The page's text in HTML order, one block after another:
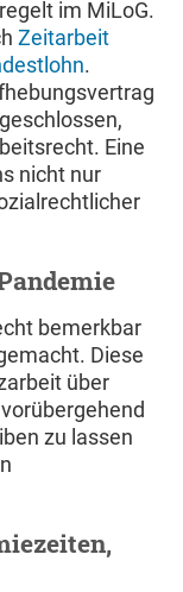
im MiLoG.
Zeitarbeit
.
Eine
nicht nur
bemerkbar
Diese
über
zu lassen